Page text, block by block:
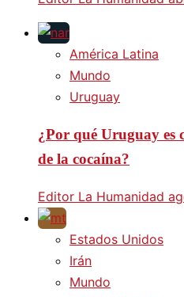
América Latina
Mundo
Uruguay
¿Por qué Uruguay es
de la cocaína?
Editor La Humanidad
Estados Unidos
Irán
Mundo